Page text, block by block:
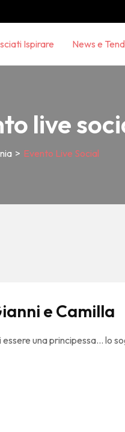
Ispirare News e
live
> Evento Live Social
e Camilla
una principessa… lo